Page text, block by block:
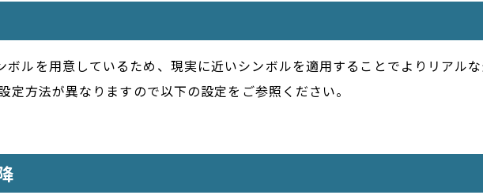
ルを用意しているため、現実に近いシンボルを適用することでよりリアル
方法が異なりますので以下の設定をご参照ください。